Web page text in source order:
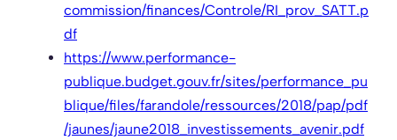
commission/finances/Controle/RI_prov_SATT.p
df
https://www.performance-
publique.budget.gouv.fr/sites/performance_pu
blique/files/farandole/ressources/2018/pap/pdf
/jaunes/jaune2018_investissements_avenir.pdf